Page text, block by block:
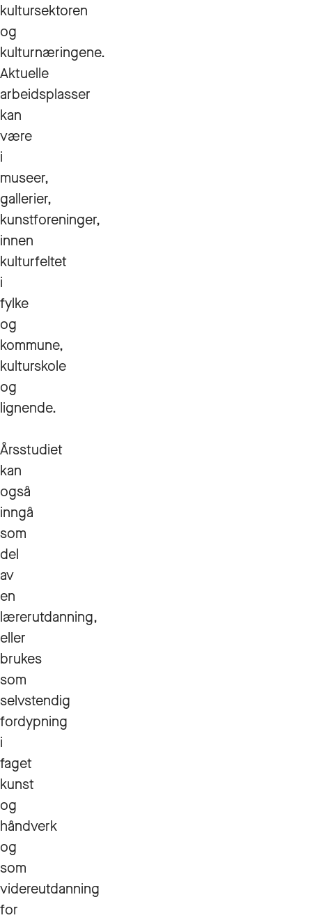
kultursektoren
og
kulturnæringene.
Aktuelle
arbeidsplasser
kan
være
i
museer,
gallerier,
kunstforeninger,
innen
kulturfeltet
i
fylke
og
kommune,
kulturskole
og
lignende.
Årsstudiet
kan
også
inngå
som
del
av
en
lærerutdanning,
eller
brukes
som
selvstendig
fordypning
i
faget
kunst
og
håndverk
og
som
videreutdanning
for